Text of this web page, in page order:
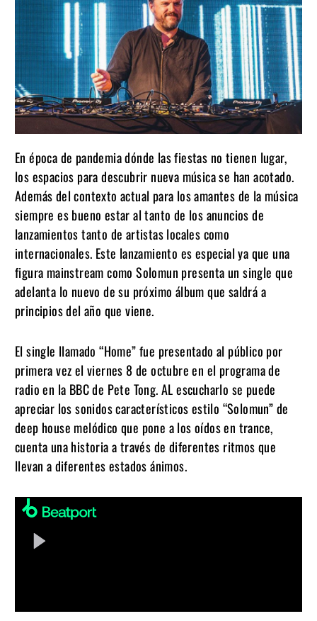
En época de pandemia dónde las fiestas no tienen lugar,
los espacios para descubrir nueva música se han acotado.
Además del contexto actual para los amantes de la música
siempre es bueno estar al tanto de los anuncios de
lanzamientos tanto de artistas locales como
internacionales. Este lanzamiento es especial ya que una
figura mainstream como Solomun presenta un single que
adelanta lo nuevo de su próximo álbum que saldrá a
principios del año que viene.
El single llamado “Home” fue presentado al público por
primera vez el viernes 8 de octubre en el programa de
radio en la BBC de Pete Tong. AL escucharlo se puede
apreciar los sonidos característicos estilo “Solomun” de
deep house melódico que pone a los oídosen trance,
cuenta una historia a través de diferentes ritmos que
llevan a diferentes estados ánimos.